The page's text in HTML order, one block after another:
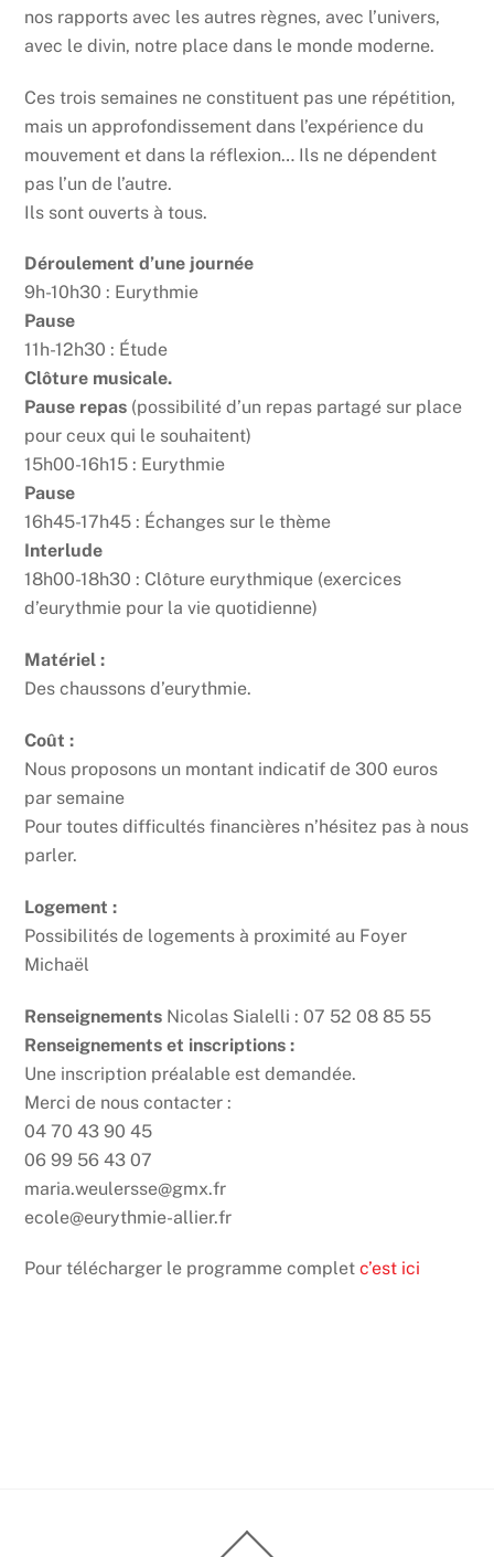
nos rapports avec les autres règnes, avec l’univers,
avec le divin, notre place dans le monde moderne.
Ces trois semaines ne constituent pas une répétition,
mais un approfondissement dans l’expérience du
mouvement et dans la réflexion… Ils ne dépendent
pas l’un de l’autre.
Ils sont ouverts à tous.
Déroulement d’une journée
9h-10h30 : Eurythmie
Pause
11h-12h30 : Étude
Clôture musicale.
Pause repas (possibilité d’un repas partagé sur place
pour ceux qui le souhaitent)
15h00-16h15 : Eurythmie
Pause
16h45-17h45 : Échanges sur le thème
Interlude
18h00-18h30 : Clôture eurythmique (exercices
d’eurythmie pour la vie quotidienne)
Matériel :
Des chaussons d’eurythmie.
Coût :
Nous proposons un montant indicatif de 300 euros
par semaine
Pour toutes difficultés financières n’hésitez pas à nous
parler.
Logement :
Possibilités de logements à proximité au Foyer
Michaël
Renseignements Nicolas Sialelli : 07 52 08 85 55
Renseignements et inscriptions :
Une inscription préalable est demandée.
Merci de nous contacter :
04 70 43 90 45
06 99 56 43 07
maria.weulersse@gmx.fr
ecole@eurythmie-allier.fr
Pour télécharger le programme completc’est ici